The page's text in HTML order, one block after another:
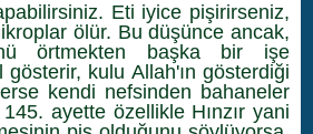
Eti iyice pişirirseniz,
ölür. Bu düşünce ancak,
örtmekten başka bir işe
kulu Allah'ın gösterdiği
kendi nefsinden bahaneler
ayette özellikle Hınzır yani